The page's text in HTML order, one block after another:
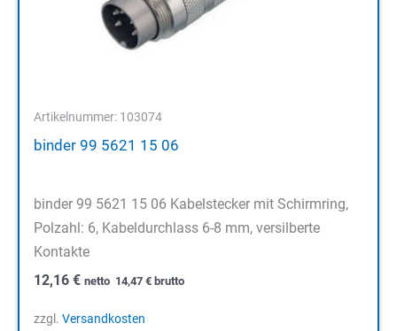
Artikelnummer: 103074
binder 99 5621 15 06
binder 99 5621 15 06 Kabelstecker mit Schirmring,
Polzahl: 6, Kabeldurchlass 6-8 mm, versilberte
Kontakte
12,16 € netto 14,47 € brutto
zzgl. Versandkosten